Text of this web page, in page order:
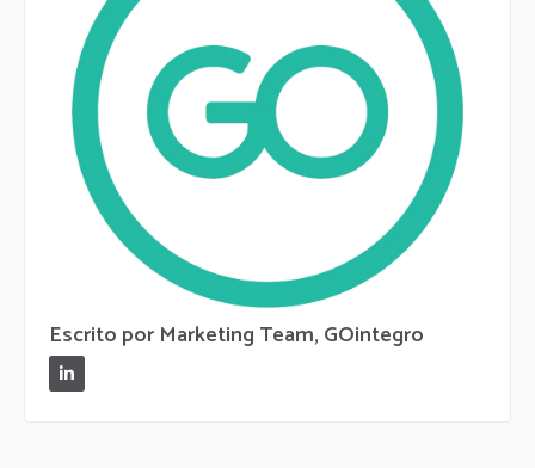
Escrito por Marketing Team, GOintegro